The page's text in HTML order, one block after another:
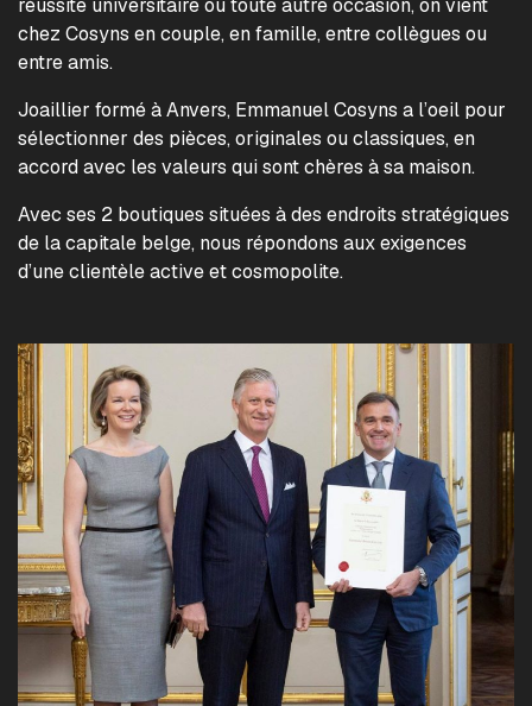
réussite universitaire ou toute autre occasion, on vient
chez Cosyns en couple, en famille, entre collègues ou
entre amis.
Joaillier formé à Anvers, Emmanuel Cosyns a l’oeil pour
sélectionner des pièces, originales ou classiques, en
accord avec les valeurs qui sont chères à sa maison.
Avec ses 2 boutiques situées à des endroits stratégiques
de la capitale belge, nous répondons aux exigences
d’une clientèle active et cosmopolite.